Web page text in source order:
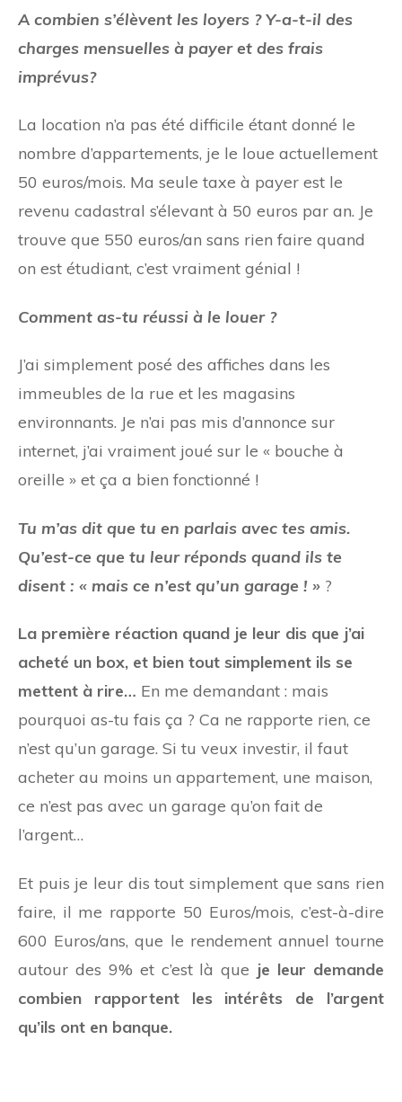
A combien s’élèvent les loyers ? Y-a-t-il des
charges mensuelles à payer et des frais
imprévus?
La location n’a pas été difficile étant donné le
nombre d’appartements, je le loue actuellement
50 euros/mois. Ma seule taxe à payer est le
revenu cadastral s’élevant à 50 euros par an. Je
trouve que 550 euros/an sans rien faire quand
on est étudiant, c’est vraiment génial !
Comment as-tu réussi à le louer ?
J’ai simplement posé des affiches dans les
immeubles de la rue et les magasins
environnants. Je n’ai pas mis d’annonce sur
internet, j’ai vraiment joué sur le « bouche à
oreille » et ça a bien fonctionné !
Tu m’as dit que tu en parlais avec tes amis.
Qu’est-ce que tu leur réponds quand ils te
disent : « mais ce n’est qu’un garage ! » ?
La première réaction quand je leur dis que j’ai
acheté un box, et bien tout simplement ils se
mettent à rire… En me demandant : mais
pourquoi as-tu fais ça ? Ca ne rapporte rien, ce
n’est qu’un garage. Si tu veux investir, il faut
acheter au moins un appartement, une maison,
ce n’est pas avec un garage qu’on fait de
l’argent…
Et puis je leur dis tout simplement que sans rien
faire, il me rapporte 50 Euros/mois, c’est-à-dire
600 Euros/ans, que le rendement annuel tourne
autour des 9% et c’est là que je leur demande
combien rapportent les intérêts de l’argent
qu’ils ont en banque.